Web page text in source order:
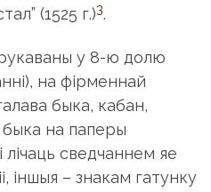
(1525 г.)3.
у 8-ю долю
на фірменнай
быка, кабан,
быка на паперы
сведчаннем яе
іншыя – знакам гатунку